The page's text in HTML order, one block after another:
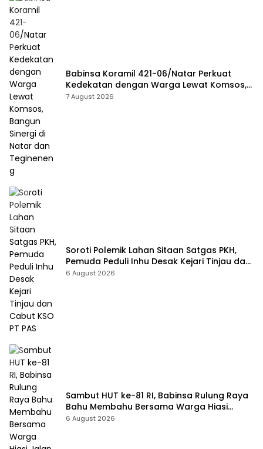
Babinsa Koramil 421-06/Natar Perkuat
Kedekatan dengan Warga Lewat Komsos,
Bangun Sinergi di Natar dan Tegineneng
7 August 2026
Soroti Polemik Lahan Sitaan Satgas PKH,
Pemuda Peduli Inhu Desak Kejari Tinjau dan
Cabut KSO PT PAS
6 August 2026
Sambut HUT ke-81 RI, Babinsa Rulung Raya
Bahu Membahu Bersama Warga Hiasi
Jalan Desa
6 August 2026